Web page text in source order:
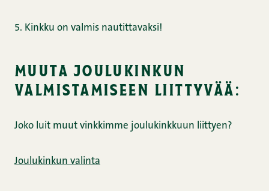
5. Kinkku on valmis nautittavaksi!
muuta joulukinkun
valmistamiseen liittyvää:
Joko luit muut vinkkimme joulukinkkuun liittyen?
Joulukinkun valinta